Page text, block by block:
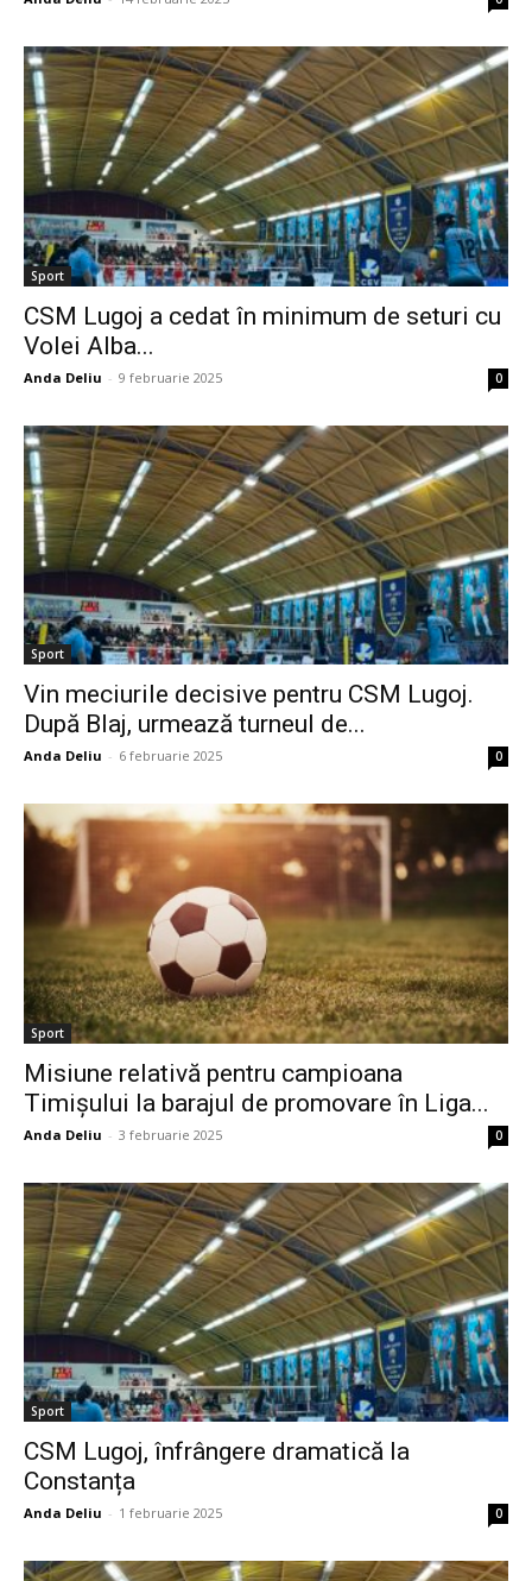
Sport
CSM Lugoj a cedat în minimum de seturi cu
Volei Alba...
Anda Deliu - 9 februarie 2025 0
Sport
Vin meciurile decisive pentru CSM Lugoj.
După Blaj, urmează turneul de...
Anda Deliu - 6 februarie 2025 0
Sport
Misiune relativă pentru campioana
Timișului la barajul de promovare în Liga...
Anda Deliu - 3 februarie 2025 0
Sport
CSM Lugoj, înfrângere dramatică la
Constanța
Anda Deliu - 1 februarie 2025 0